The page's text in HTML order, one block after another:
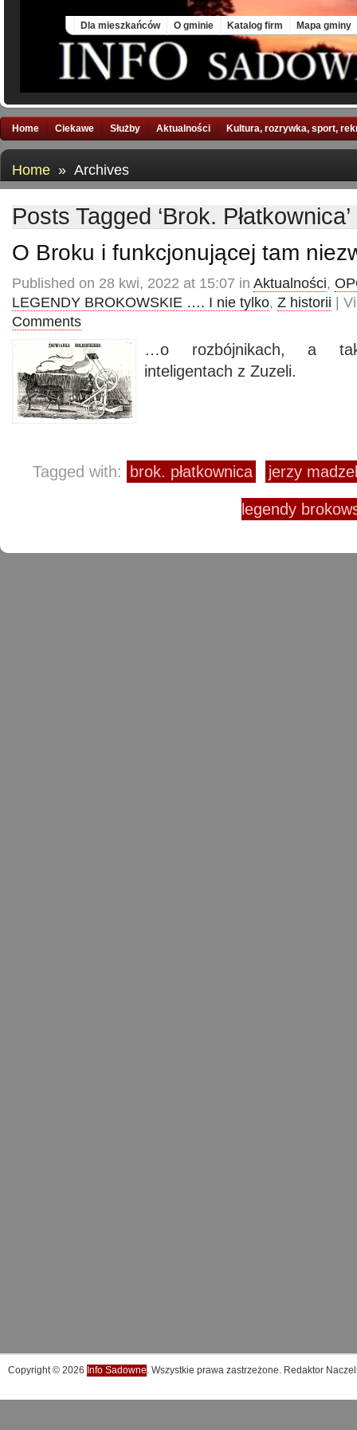
Dla mieszkańców O gminie Katalog firm Mapa gminy
Home Ciekawe Służby Aktualności Kultura, rozrywka, sport,
Home » Archives
Posts Tagged ‘Brok. Płatkownica’
O Broku i funkcjonującej tam
Published on 28 kwi, 2022 at 15:07 in Aktualności,
LEGENDY BROKOWSKIE …. I nie tylko, Z historii |
Comments
…o rozbójnikach, a
inteligentach z Zuzeli.
Tagged with: brok. płatkownica jerzy
legendy
Copyright © 2026 Info Sadowne. Wszystkie prawa zastrzeżone. Redaktor